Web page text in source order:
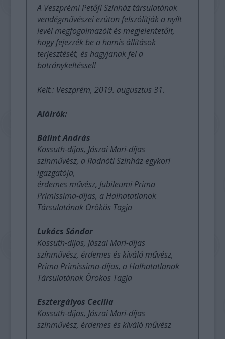
A Veszprémi Petőfi Színház társulatának
vendégművészei ezúton felszólítják a nyílt
levél megfogalmazóit és megjelentetőit,
hogy fejezzék be a hamis állítások
terjesztését, és hagyjanak fel a
botránykeltéssel!
Kelt.: Veszprém, 2019. augusztus 31.
Aláírók:
Bálint András
Kossuth-díjas, Jászai Mari-díjas
színművész, a Radnóti Színház egykori
igazgatója,
érdemes művész, Jubileumi Prima
Primissima-díjas, a Halhatatlanok
Társulatának Örökös Tagja
Lukács Sándor
Kossuth-díjas, Jászai Mari-díjas
színművész, érdemes és kiváló művész,
Prima Primissima-díjas, a Halhatatlanok
Társulatának Örökös Tagja
Esztergályos Cecília
Kossuth-díjas, Jászai Mari-díjas
színművész, érdemes és kiváló művész